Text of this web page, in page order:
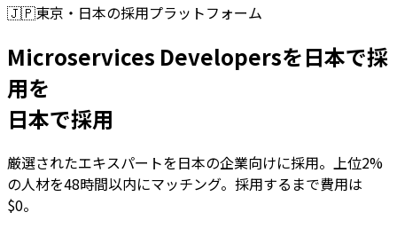
🇯🇵東京・日本の採用プラットフォーム
Microservices Developersを日本で採
用を
日本で採用
厳選されたエキスパートを日本の企業向けに採用。上位2%
の人材を48時間以内にマッチング。採用するまで費用は
$0。